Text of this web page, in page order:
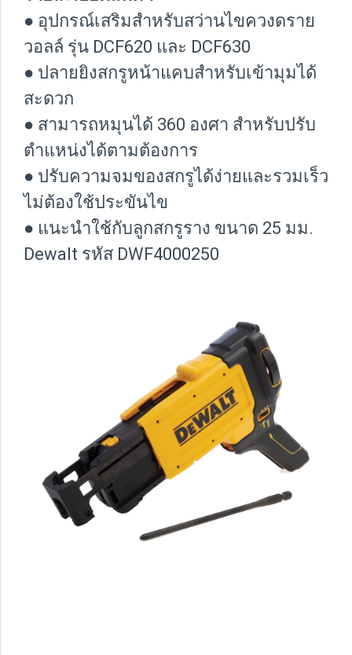
● อุปกรณ์เสริมสำหรับสว่านไขควงดราย
วอลล์ รุ่น DCF620 และ DCF630
● ปลายยิงสกรูหน้าแคบสำหรับเข้ามุมได้
สะดวก
● สามารถหมุนได้ 360 องศา สำหรับปรับ
ตำแหน่งได้ตามต้องการ
● ปรับความจมของสกรูได้ง่ายและรวมเร็ว
ไม่ต้องใช้ประขันไข
● แนะนำใช้กับลูกสกรูราง ขนาด 25 มม.
Dewalt รหัส DWF4000250